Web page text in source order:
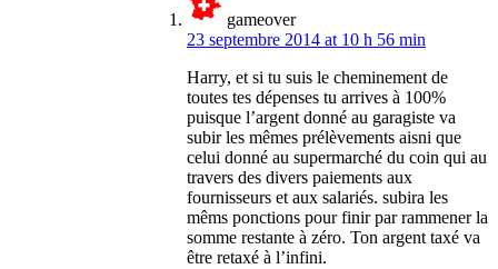
gameover
23 septembre 2014 at 10 h 56 min
Harry, et si tu suis le cheminement de
toutes tes dépenses tu arrives à 100%
puisque l’argent donné au garagiste va
subir les mêmes prélèvements aisni que
celui donné au supermarché du coin qui au
travers des divers paiements aux
fournisseurs et aux salariés. subira les
mêms ponctions pour finir par rammener la
somme restante à zéro. Ton argent taxé va
être retaxé à l’infini.